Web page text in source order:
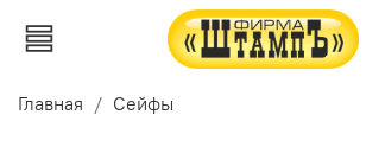
Главная Сейфы